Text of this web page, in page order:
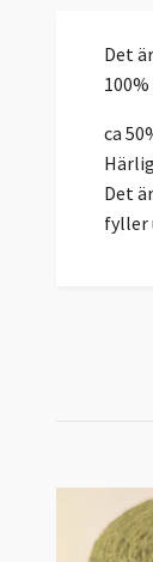
Det
ca
Det
fyller